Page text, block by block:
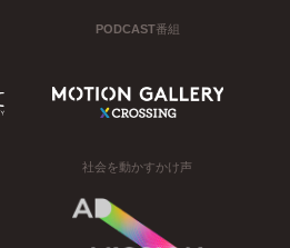
PODCAST番組
社会を動かすかけ声